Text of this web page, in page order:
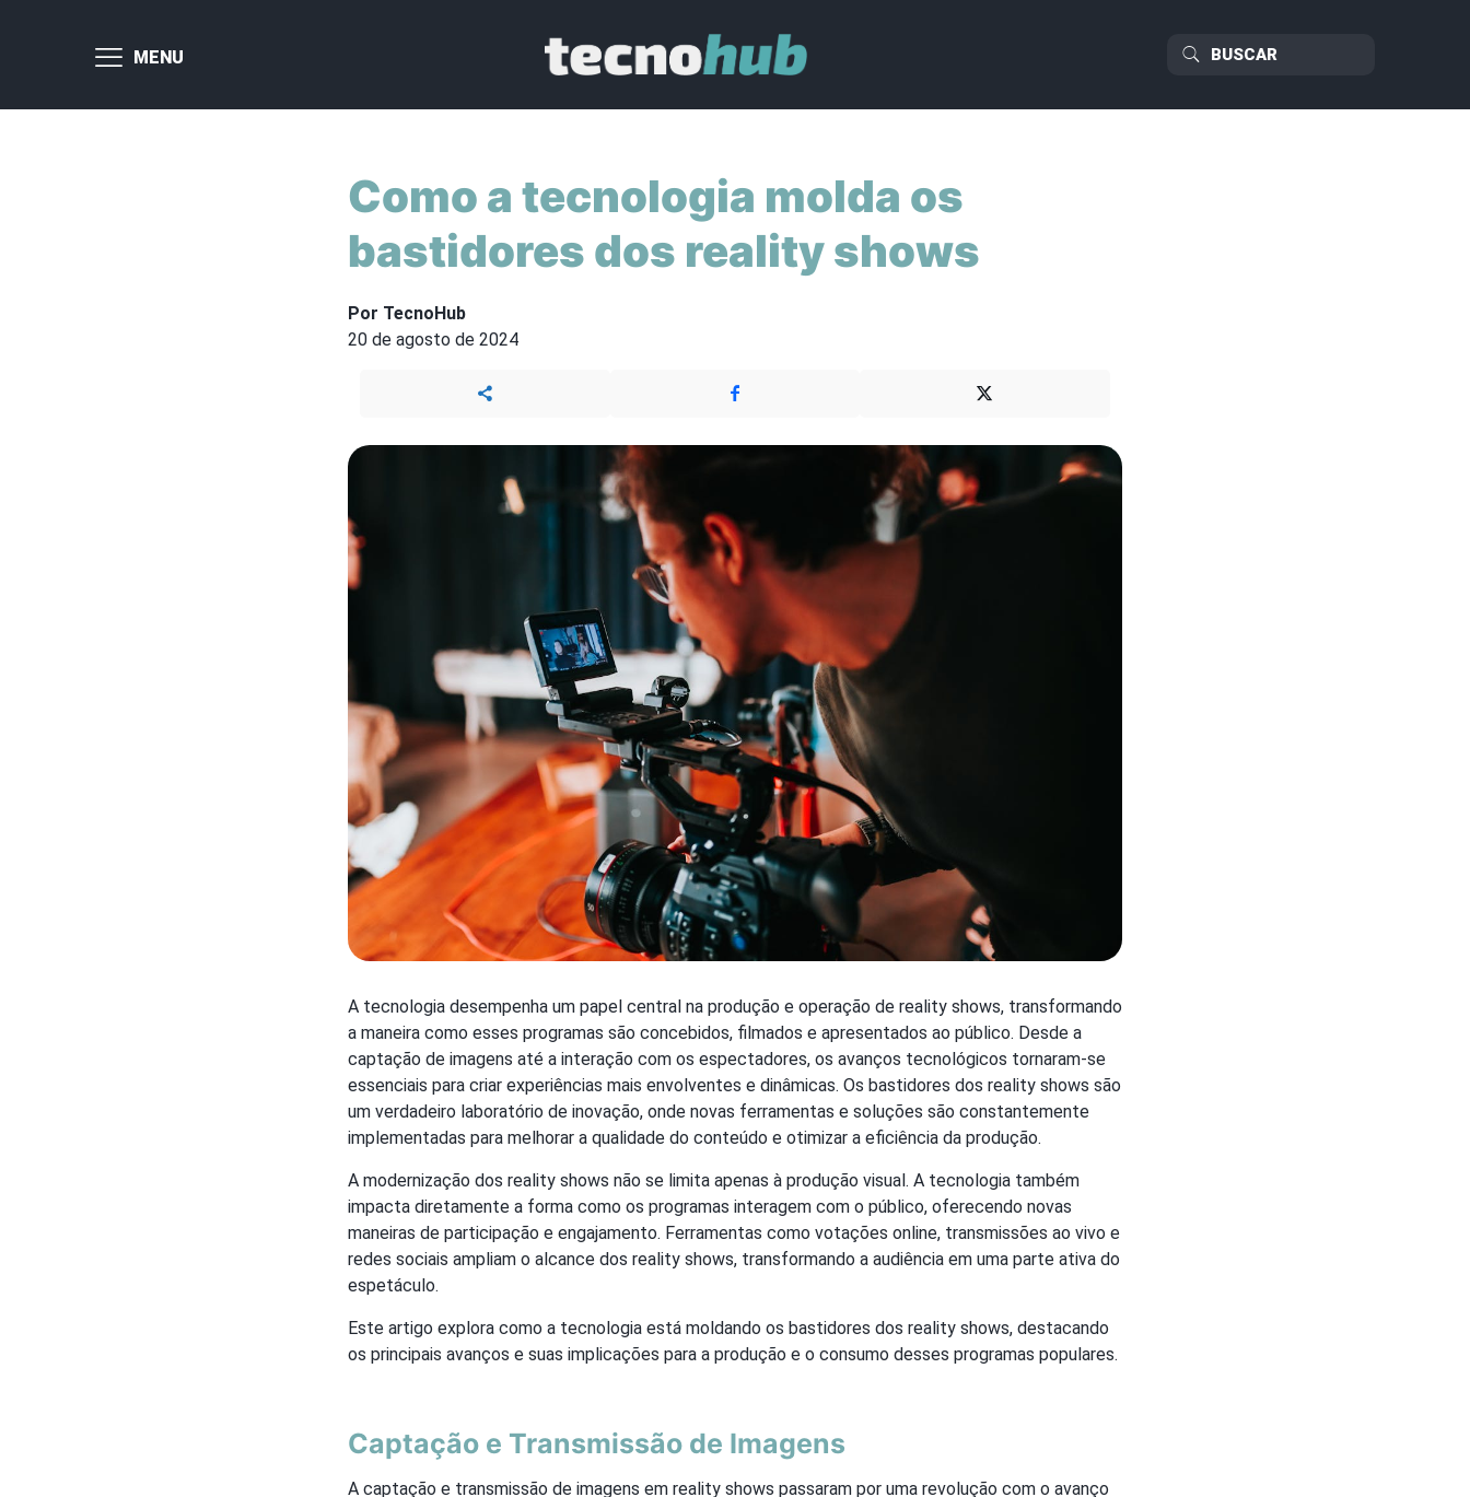
MENU
Como a tecnologia molda os
bastidores dos reality shows
Por TecnoHub
20 de agosto de 2024
A tecnologia desempenha um papel central na produção e operação de reality shows, transformando
a maneira como esses programas são concebidos, filmados e apresentados ao público. Desde a
captação de imagens até a interação com os espectadores, os avanços tecnológicos tornaram-se
essenciais para criar experiências mais envolventes e dinâmicas. Os bastidores dos reality shows são
um verdadeiro laboratório de inovação, onde novas ferramentas e soluções são constantemente
implementadas para melhorar a qualidade do conteúdo e otimizar a eficiência da produção.
A modernização dos reality shows não se limita apenas à produção visual. A tecnologia também
impacta diretamente a forma como os programas interagem com o público, oferecendo novas
maneiras de participação e engajamento. Ferramentas como votações online, transmissões ao vivo e
redes sociais ampliam o alcance dos reality shows, transformando a audiência em uma parte ativa do
espetáculo.
Este artigo explora como a tecnologia está moldando os bastidores dos reality shows, destacando
os principais avanços e suas implicações para a produção e o consumo desses programas populares.
Captação e Transmissão de Imagens
A captação e transmissão de imagens em reality shows passaram por uma revolução com o avanço